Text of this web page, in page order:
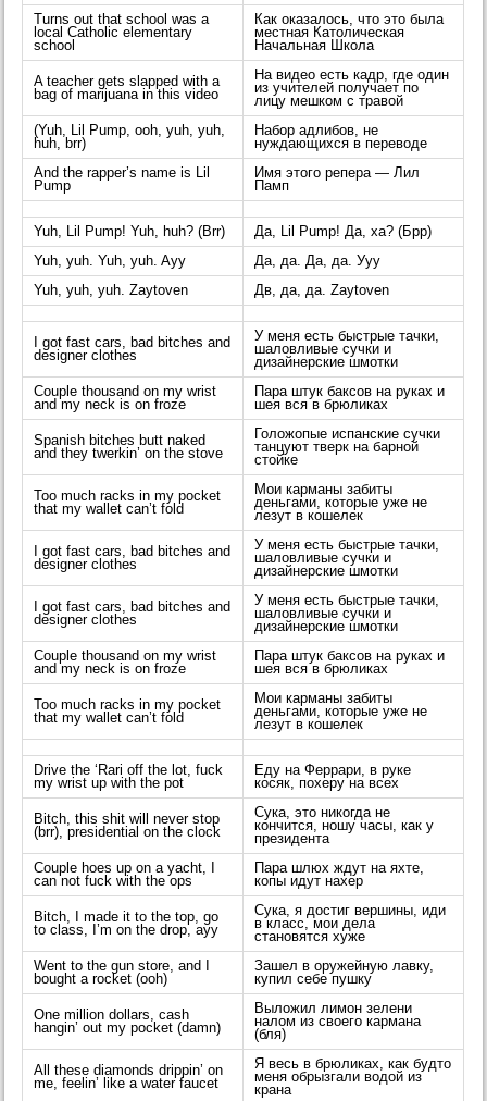
Turns out that school was a
local Catholic elementary
school
Как оказалось, что это была
местная Католическая
Начальная Школа
A teacher gets slapped with a
bag of marijuana in this video
На видео есть кадр, где один
из учителей получает по
лицу мешком с травой
(Yuh, Lil Pump, ooh, yuh, yuh,
huh, brr)
Набор адлибов, не
нуждающихся в переводе
And the rapper’s name is Lil
Pump
Имя этого репера — Лил
Памп
Yuh, Lil Pump! Yuh, huh? (Brr)
Да, Lil Pump! Да, ха? (Брр)
Yuh, yuh. Yuh, yuh. Ayy
Да, да. Да, да. Ууу
Yuh, yuh, yuh. Zaytoven
Дв, да, да. Zaytoven
I got fast cars, bad bitches and
designer clothes
У меня есть быстрые тачки,
шаловливые сучки и
дизайнерские шмотки
Couple thousand on my wrist
and my neck is on froze
Пара штук баксов на руках и
шея вся в брюликах
Spanish bitches butt naked
and they twerkin’ on the stove
Голожопые испанские сучки
танцуют тверк на барной
стойке
Too much racks in my pocket
that my wallet can’t fold
Мои карманы забиты
деньгами, которые уже не
лезут в кошелек
I got fast cars, bad bitches and
designer clothes
У меня есть быстрые тачки,
шаловливые сучки и
дизайнерские шмотки
I got fast cars, bad bitches and
designer clothes
У меня есть быстрые тачки,
шаловливые сучки и
дизайнерские шмотки
Couple thousand on my wrist
and my neck is on froze
Пара штук баксов на руках и
шея вся в брюликах
Too much racks in my pocket
that my wallet can’t fold
Мои карманы забиты
деньгами, которые уже не
лезут в кошелек
Drive the ‘Rari off the lot, fuck
my wrist up with the pot
Еду на Феррари, в руке
косяк, похеру на всех
Bitch, this shit will never stop
(brr), presidential on the clock
Сука, это никогда не
кончится, ношу часы, как у
президента
Couple hoes up on a yacht, I
can not fuck with the ops
Пара шлюх ждут на яхте,
копы идут нахер
Bitch, I made it to the top, go
to class, I’m on the drop, ayy
Сука, я достиг вершины, иди
в класс, мои дела
становятся хуже
Went to the gun store, and I
bought a rocket (ooh)
Зашел в оружейную лавку,
купил себе пушку
One million dollars, cash
hangin’ out my pocket (damn)
Выложил лимон зелени
налом из своего кармана
(бля)
All these diamonds drippin’ on
me, feelin’ like a water faucet
Я весь в брюликах, как будто
меня обрызгали водой из
крана